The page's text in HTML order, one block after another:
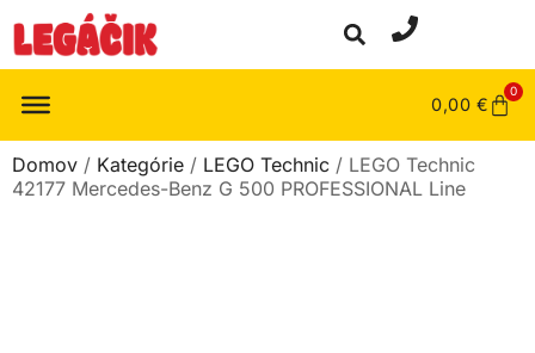
0,00 €
0
Domov / Kategórie / LEGO Technic / LEGO Technic
42177 Mercedes-Benz G 500 PROFESSIONAL Line